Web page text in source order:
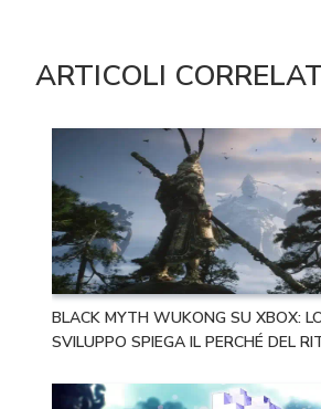
ARTICOLI
BLACK MYTH WUKONG SU XBOX:
SVILUPPO SPIEGA IL PERCHÉ DEL